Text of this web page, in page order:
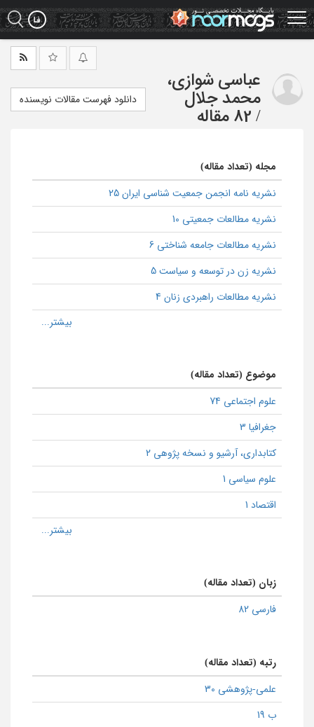
Skip
to
main
عباسی شوازی،
محمد جلال
/ 82 مقاله
دانلود فهرست مقالات نویسنده
مجله (تعداد مقاله)
نشریه نامه انجمن جمعیت شناسی ایران 25
نشریه مطالعات جمعیتی 10
نشریه مطالعات جامعه شناختی 6
نشریه زن در توسعه و سیاست 5
نشریه مطالعات راهبردی زنان 4
موضوع (تعداد مقاله)
علوم اجتماعی 74
جغرافیا 3
كتابداری، آرشیو و نسخه پژوهی 2
علوم سیاسی 1
اقتصاد 1
زبان (تعداد مقاله)
فارسی 82
رتبه (تعداد مقاله)
علمی-پژوهشی 30
ب 19